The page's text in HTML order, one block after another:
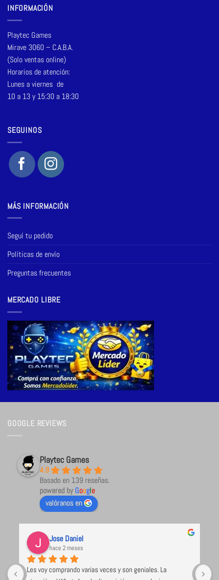
INFORMACIÓN
Playtec Games
Mirave 3060 – C.A.B.A.
(Solo ventas online)
Horarios de atención:
Lunes a viernes de
10 a 13 y 15:30 a 18:30
SEGUINOS
MÁS INFORMACIÓN
Seguí tu pedido
Políticas de envío
Preguntas frecuentes
MERCADO LIBRE
GOOGLE REVIEWS
Playtec Games
4.9
Basado en 139 reseñas.
powered byGoogle
valóranos en
Jose Daniel
hace 2 meses
Les voy comprando varias veces y son geniales. La